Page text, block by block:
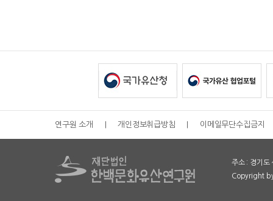
연구원 소개 개인정보취급방침 이메일무단수집금지
주소 : 경기
Copyright